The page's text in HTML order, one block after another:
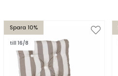
Spara 10%
till 16/8